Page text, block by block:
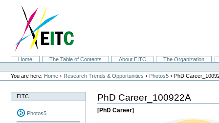
navigation
SectionsHome The Table of Contents About EITC
The Organization
Personal
tools
You are here: Home › Research Trends & Opportunities › Photos5 ›PhD
EITC
Photos5
PhD Career_100922A
[PhD Career]